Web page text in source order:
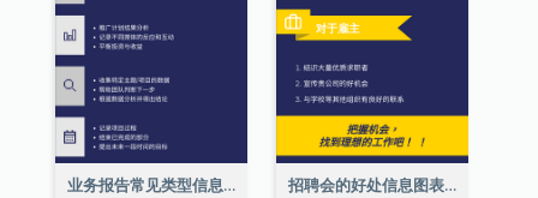
业务报告常见类型信息图表 招聘会的好处信息图表